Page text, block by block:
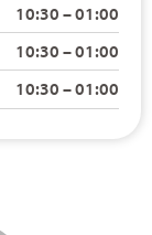
10:30 – 01:00
10:30 – 01:00
10:30 – 01:00